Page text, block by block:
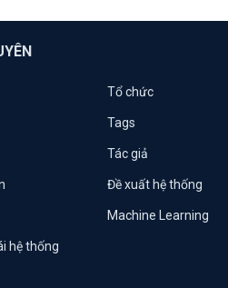
Tổ chức
Tags
Tác giả
Đề xuất hệ thống
Machine Learning
hệ thống